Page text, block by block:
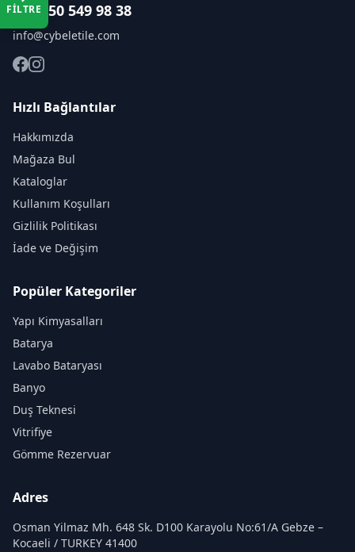
FİLTRE
+90 850 549 98 38
info@cybeletile.com
Hızlı Bağlantılar
Hakkımızda
Mağaza Bul
Kataloglar
Kullanım Koşulları
Gizlilik Politikası
İade ve Değişim
Popüler Kategoriler
Yapı Kimyasalları
Batarya
Lavabo Bataryası
Banyo
Duş Teknesi
Vitrifiye
Gömme Rezervuar
Adres
Osman Yilmaz Mh. 648 Sk. D100 Karayolu No:61/A Gebze –
Kocaeli / TURKEY 41400